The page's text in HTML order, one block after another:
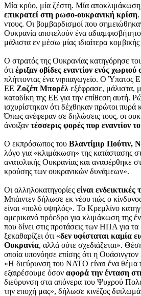
Μία κρύο, μία ζέστη. Μία
επικρατεί στη ρωσο-ουκρανική κρίση
ντους. Οι βομβαρδισμοί που
Ουκρανία αποτελούν ένα
μάλιστα εν μέσω μίας ιδιαίτερα κομβικής
Ο στρατός της Ουκρανίας κατηγόρησε
ότι έριξαν οβίδες εναντίον ενός
πλήττοντας ένα νηπιαγωγείο. Ο Ύπατος
ΕΕ Ζοζέπ Μπορέλ εξέφρασε, μάλιστα,
καταδίκη της ΕΕ για την επίθεση αυτή.
ισχυρίστηκαν ότι δέχθηκαν πρώτοι πυρά
Όπως ανέφεραν σε δηλώσεις τους, οι
άνοιξαν τέσσερις φορές πυρ εναντίον
Ο εκπρόσωπος του Βλαντίμιρ Πούτιν,
λόγο για «κλιμάκωση» της κατάστασης
ανατολικής Ουκρανίας και αναφέρθηκε
κρούσης των ουκρανικών δυνάμεων».
Οι αλληλοκατηγορίες είναι ενδεικτικές
Μπάιντεν δήλωσε εκ νέου πώς ο
είναι «πολύ υψηλός». Το Κρεμλίνο
αμερικανό πρόεδρο για κλιμάκωση της
που δίνει στις προτάσεις των ΗΠΑ για
ξεκαθαρίζει ότι «δεν υφίσταται καμία
Ουκρανία, αλλά ούτε σχεδιάζεται».
οποία υπονόησε επίσης ότι η Ουάσινγτον
«Η διεύρυνση του ΝΑΤΟ είναι ένα θέμα
εξαιρέσουμε όσον αφορά την ένταση
διεύρυνση στα απόνερα του Ψυχρού
την εποχή μας», δήλωσε κινέζος